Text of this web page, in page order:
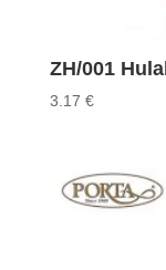
ZH/001
3.17 €